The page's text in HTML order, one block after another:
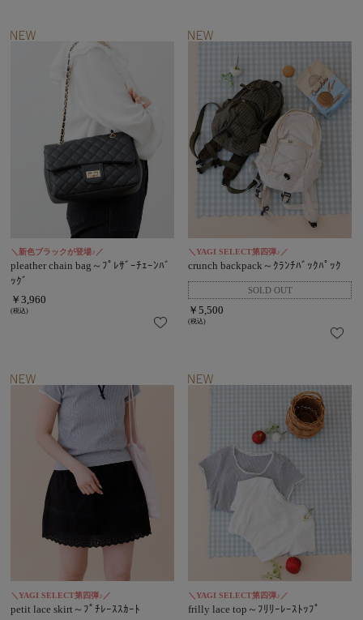
＼新色ブラックが登場♪／
pleather chain bag～ﾌﾟﾚｻﾞｰﾁｪｰﾝﾊﾞ
ｯｸﾞ
￥3,960
(税込)
＼YAGI SELECT第四弾♪／
crunch backpack～ｸﾗﾝﾁﾊﾞｯｸﾊﾟｯｸ
￥5,500
(税込)
＼YAGI SELECT第四弾♪／
petit lace skirt～ﾌﾟﾁﾚｰｽｽｶｰﾄ
＼YAGI SELECT第四弾♪／
frilly lace top～ﾌﾘﾘｰﾚｰｽﾄｯﾌﾟ